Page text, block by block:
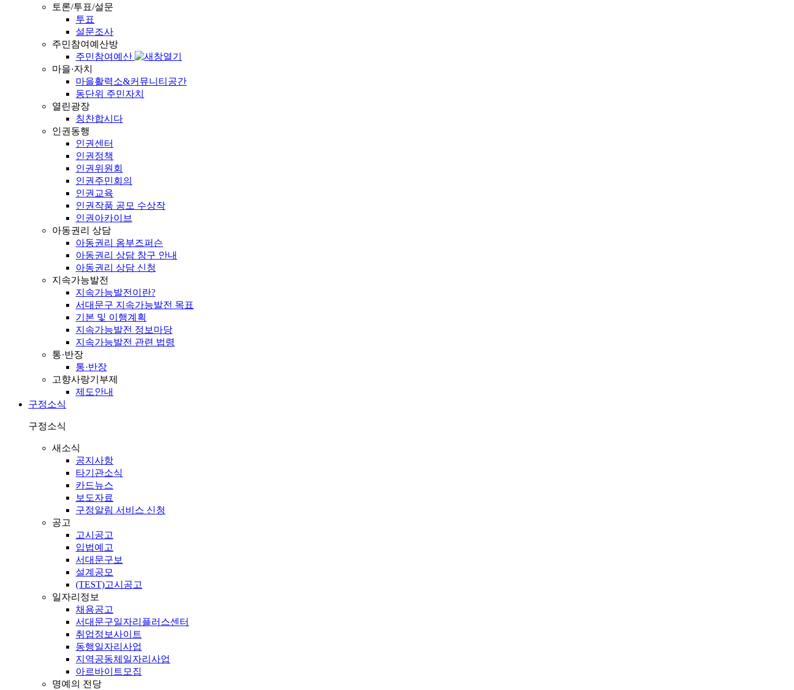
토론/투표/설문
투표
설문조사
주민참여예산방
주민참여예산
마을·자치
마을활력소&커뮤니티공간
동단위 주민자치
열린광장
칭찬합시다
인권동행
인권센터
인권정책
인권위원회
인권주민회의
인권교육
인권작품 공모 수상작
인권아카이브
아동권리 상담
아동권리 옴부즈퍼슨
아동권리 상담 창구 안내
아동권리 상담 신청
지속가능발전
지속가능발전이란?
서대문구 지속가능발전 목표
기본 및 이행계획
지속가능발전 정보마당
지속가능발전 관련 법령
통·반장
통·반장
고향사랑기부제
제도안내
구정소식
구정소식
새소식
공지사항
타기관소식
카드뉴스
보도자료
구정알림 서비스 신청
공고
고시공고
입법예고
서대문구보
설계공모
(TEST)고시공고
일자리정보
채용공고
서대문구일자리플러스센터
취업정보사이트
동행일자리사업
지역공동체일자리사업
아르바이트모집
명예의 전당